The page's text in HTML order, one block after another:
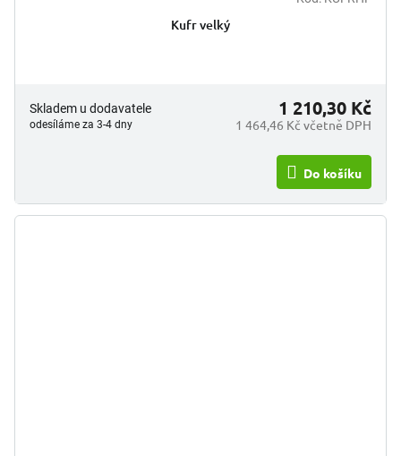
Kufr velký
Skladem u dodavatele
odesíláme za 3-4 dny 1 464,46 Kč včetně DPH
1 210,30 Kč
Do košíku